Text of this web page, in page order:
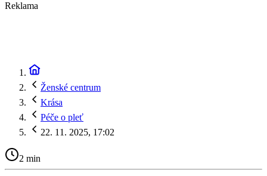
Reklama
Ženské centrum
Krása
Péče o pleť
22. 11. 2025, 17:02
2 min